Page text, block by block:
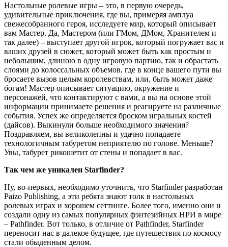
Настольные ролевые игры – это, в первую очередь,
удивительные приключения, где вы, примеряя амплуа
свежесобранного героя, исследуете мир, который описывает
вам Мастер. Да, Мастером (или ГМом, ДМом, Хранителем и
так далее) – выступает другой игрок, который погружает вас и
ваших друзей в сюжет, который может быть как простым и
небольшим, длиною в одну игровую партию, так и обрастать
слоями до колоссальных объемов, где в конце вашего пути вы
бросаете вызов целым королевствам, или, быть может даже
богам! Мастер описывает ситуацию, окружение и
персонажей, что контактируют с вами, а вы на основе этой
информации принимаете решения и реагируете на различные
события. Успех же определяется броском игральных костей
(дайсов). Выкинули больше необходимого значения?
Поздравляем, вы великолепны и удачно попадаете
технологичным табуретом неприятелю по голове. Меньше?
Увы, табурет рикошетит от стены и попадает в вас.
Так чем же уникален Starfinder?
Ну, во-первых, необходимо уточнить, что Starfinder разработан
Paizo Publishing, а эти ребята знают толк в настольных
ролевых играх и хорошем сеттинге. Более того, именно они и
создали одну из самых популярных фэнтезийных НРИ в мире
– Pathfinder. Вот только, в отличие от Pathfinder, Starfinder
переносит нас в далекое будущее, где путешествия по космосу
стали обыденным делом.